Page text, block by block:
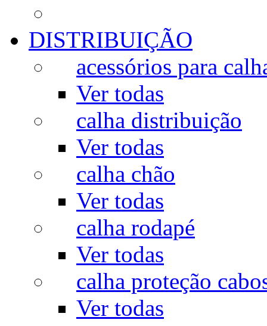
DISTRIBUIÇÃO
acessórios para
Ver todas
calha distribuição
Ver todas
calha chão
Ver todas
calha rodapé
Ver todas
calha proteção
Ver todas